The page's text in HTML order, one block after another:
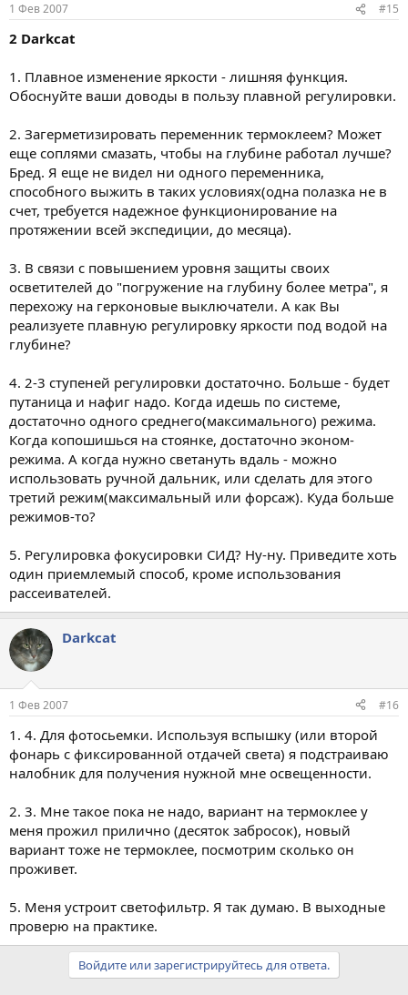
1 Фев 2007 #15
2 Darkcat
1. Плавное изменение яркости - лишняя функция.
Обоснуйте ваши доводы в пользу плавной регулировки.
2. Загерметизировать переменник термоклеем? Может
еще соплями смазать, чтобы на глубине работал лучше?
Бред. Я еще не видел ни одного переменника,
способного выжить в таких условиях(одна полазка не в
счет, требуется надежное функционирование на
протяжении всей экспедиции, до месяца).
3. В связи с повышением уровня защиты своих
осветителей до "погружение на глубину более метра", я
перехожу на герконовые выключатели. А как Вы
реализуете плавную регулировку яркости под водой на
глубине?
4. 2-3 ступеней регулировки достаточно. Больше - будет
путаница и нафиг надо. Когда идешь по системе,
достаточно одного среднего(максимального) режима.
Когда копошишься на стоянке, достаточно эконом-
режима. А когда нужно светануть вдаль - можно
использовать ручной дальник, или сделать для этого
третий режим(максимальный или форсаж). Куда больше
режимов-то?
5. Регулировка фокусировки СИД? Ну-ну. Приведите хоть
один приемлемый способ, кроме использования
рассеивателей.
Darkcat
1 Фев 2007 #16
1. 4. Для фотосьемки. Используя вспышку (или второй
фонарь с фиксированной отдачей света) я подстраиваю
налобник для получения нужной мне освещенности.
2. 3. Мне такое пока не надо, вариант на термоклее у
меня прожил прилично (десяток забросок), новый
вариант тоже не термоклее, посмотрим сколько он
проживет.
5. Меня устроит светофильтр. Я так думаю. В выходные
проверю на практике.
Войдите или зарегистрируйтесь для ответа.